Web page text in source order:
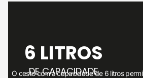
6 LITROS
DE CAPACIDADE
O cesto com a capacidade de 6 litros